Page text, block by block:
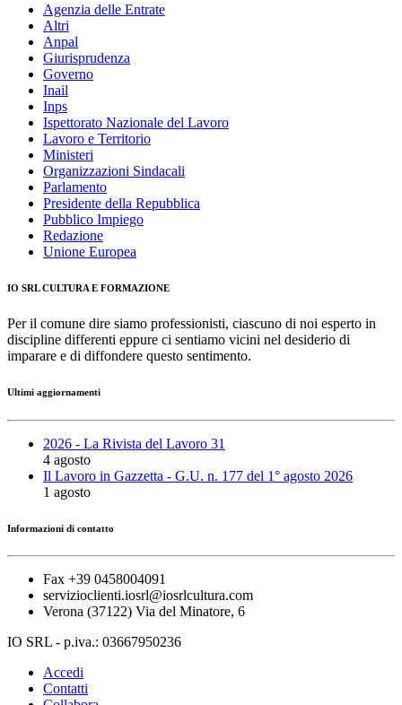
Agenzia delle Entrate
Altri
Anpal
Giurisprudenza
Governo
Inail
Inps
Ispettorato Nazionale del Lavoro
Lavoro e Territorio
Ministeri
Organizzazioni Sindacali
Parlamento
Presidente della Repubblica
Pubblico Impiego
Redazione
Unione Europea
IO SRL CULTURA E FORMAZIONE
Per il comune dire siamo professionisti, ciascuno di noi esperto in
discipline differenti eppure ci sentiamo vicini nel desiderio di
imparare e di diffondere questo sentimento.
Ultimi aggiornamenti
2026 - La Rivista del Lavoro 31
4 agosto
Il Lavoro in Gazzetta - G.U. n. 177 del 1° agosto 2026
1 agosto
Informazioni di contatto
Fax +39 0458004091
servizioclienti.iosrl@iosrlcultura.com
Verona (37122) Via del Minatore, 6
IO SRL - p.iva.: 03667950236
Accedi
Contatti